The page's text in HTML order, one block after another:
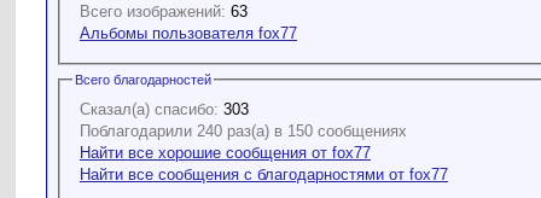
Всего изображений: 63
Альбомы пользователя fox77
Всего благодарностей
Сказал(а) спасибо: 303
Поблагодарили 240 раз(а) в 150 сообщениях
Найти все хорошие сообщения от fox77
Найти все сообщения с благодарностями от fox77